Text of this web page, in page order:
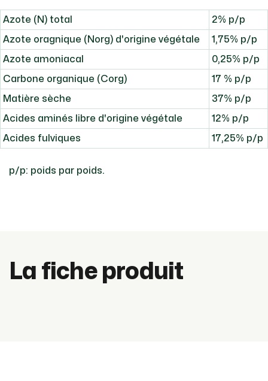
Azote (N) total 2% p/p
Azote oragnique (Norg) d'origine végétale 1,75% p/p
Azote amoniacal 0,25% p/p
Carbone organique (Corg) 17 % p/p
Matière sèche 37% p/p
Acides aminés libre d'origine végétale 12% p/p
Acides fulviques 17,25% p/p
p/p: poids par poids.
La fiche produit